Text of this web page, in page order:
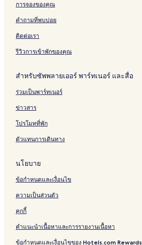
e
l
t
e
l
a
n
i
R
a
t
c
a
a
i
การจองของคุณ
คำถามที่พบบ่อย
ติดต่อเรา
รีวิวการเข้าพักของคุณ
สำหรับซัพพลายเออร์ พาร์ทเนอร์ และสื่อ
ร่วมเป็นพาร์ทเนอร์
ข่าวสาร
โปรโมทที่พัก
ตัวแทนการเดินทาง
นโยบาย
ข้อกำหนดและเงื่อนไข
ความเป็นส่วนตัว
คุกกี้
คำแนะนำเนื้อหาและการรายงานเนื้อหา
ข้อกำหนดและเงื่อนไขของ Hotels.com Rewards